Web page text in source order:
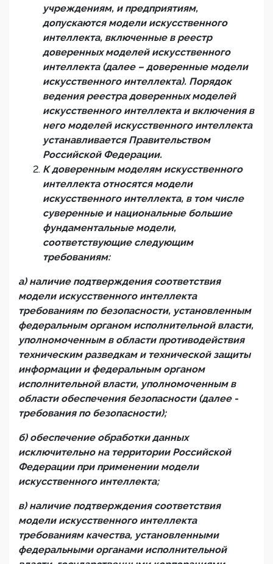
учреждениям, и предприятиям,
допускаются модели искусственного
интеллекта, включенные в реестр
доверенных моделей искусственного
интеллекта (далее – доверенные модели
искусственного интеллекта). Порядок
ведения реестра доверенных моделей
искусственного интеллекта и включения в
него моделей искусственного интеллекта
устанавливается Правительством
Российской Федерации.
К доверенным моделям искусственного
интеллекта относятся модели
искусственного интеллекта, в том числе
суверенные и национальные большие
фундаментальные модели,
соответствующие следующим
требованиям:
а) наличие подтверждения соответствия
модели искусственного интеллекта
требованиям по безопасности, установленным
федеральным органом исполнительной власти,
уполномоченным в области противодействия
техническим разведкам и технической защиты
информации и федеральным органом
исполнительной власти, уполномоченным в
области обеспечения безопасности (далее -
требования по безопасности);
б) обеспечение обработки данных
исключительно на территории Российской
Федерации при применении модели
искусственного интеллекта;
в) наличие подтверждения соответствия
модели искусственного интеллекта
требованиям качества, установленными
федеральными органами исполнительной